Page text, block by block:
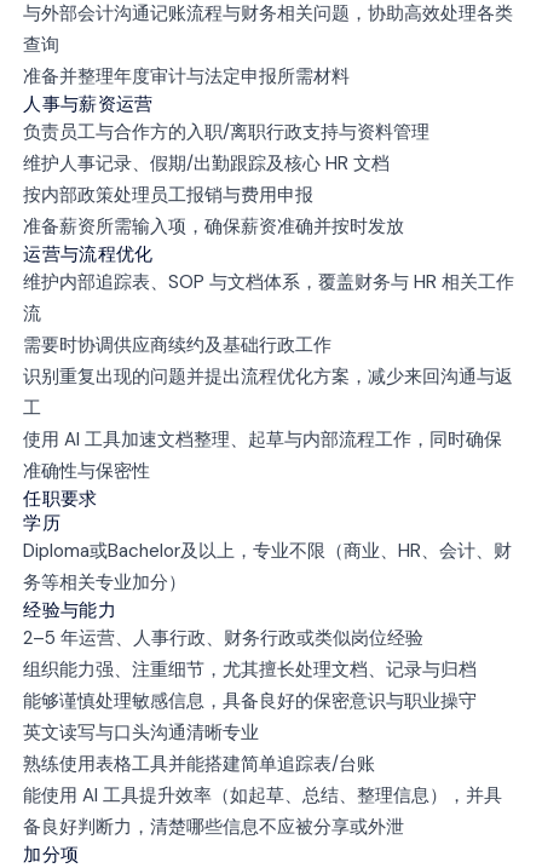
与外部会计沟通记账流程与财务相关问题，协助高效处理各类
查询
准备并整理年度审计与法定申报所需材料
人事与薪资运营
负责员工与合作方的入职/离职行政支持与资料管理
维护人事记录、假期/出勤跟踪及核心 HR 文档
按内部政策处理员工报销与费用申报
准备薪资所需输入项，确保薪资准确并按时发放
运营与流程优化
维护内部追踪表、SOP 与文档体系，覆盖财务与 HR 相关工作
流
需要时协调供应商续约及基础行政工作
识别重复出现的问题并提出流程优化方案，减少来回沟通与返
工
使用 AI 工具加速文档整理、起草与内部流程工作，同时确保
准确性与保密性
任职要求
学历
Diploma或Bachelor及以上，专业不限（商业、HR、会计、财
务等相关专业加分）
经验与能力
2–5 年运营、人事行政、财务行政或类似岗位经验
组织能力强、注重细节，尤其擅长处理文档、记录与归档
能够谨慎处理敏感信息，具备良好的保密意识与职业操守
英文读写与口头沟通清晰专业
熟练使用表格工具并能搭建简单追踪表/台账
能使用 AI 工具提升效率（如起草、总结、整理信息），并具
备良好判断力，清楚哪些信息不应被分享或外泄
加分项